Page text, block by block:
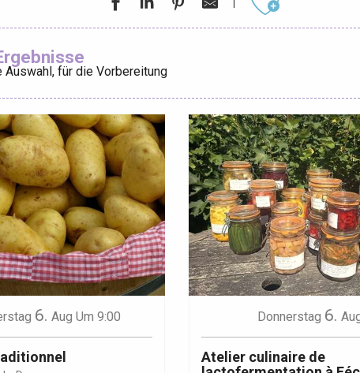
Lille 2h30
Bresle
Ajouter
Auswahl, für die Vorbereitung
6. Aug Um 9:00 Donnerstag 6.
Atelier culinaire de